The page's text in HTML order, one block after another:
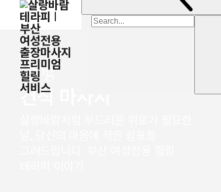
검색:
Blog
건식 마사지